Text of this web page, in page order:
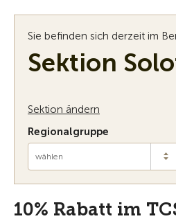
Sie befinden sich derzeit im
Sektion
Sektion ändern
Regionalgruppe
wählen
10% Rabatt im